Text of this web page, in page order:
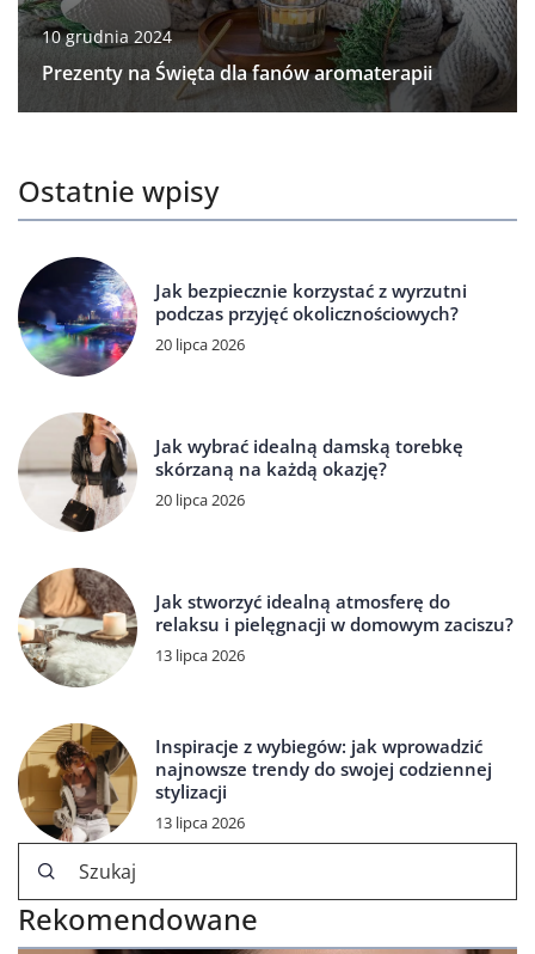
10 grudnia 2024
Prezenty na Święta dla fanów aromaterapii
Ostatnie wpisy
Jak bezpiecznie korzystać z wyrzutni
podczas przyjęć okolicznościowych?
20 lipca 2026
Jak wybrać idealną damską torebkę
skórzaną na każdą okazję?
20 lipca 2026
Jak stworzyć idealną atmosferę do
relaksu i pielęgnacji w domowym zaciszu?
13 lipca 2026
Inspiracje z wybiegów: jak wprowadzić
najnowsze trendy do swojej codziennej
stylizacji
13 lipca 2026
Rekomendowane